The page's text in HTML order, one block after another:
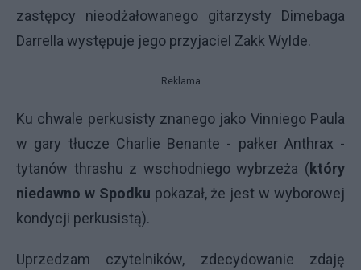
zastępcy nieodżałowanego gitarzysty Dimebaga
Darrella występuje jego przyjaciel Zakk Wylde.
Reklama
Ku chwale perkusisty znanego jako Vinniego Paula
w gary tłucze Charlie Benante - pałker Anthrax -
tytanów thrashu z wschodniego wybrzeża (który
niedawno w Spodku pokazał, że jest w wyborowej
kondycji perkusistą).
Uprzedzam czytelników, zdecydowanie zdaję